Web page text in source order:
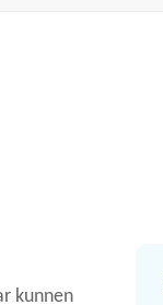
kunnen